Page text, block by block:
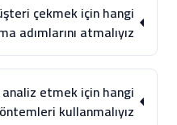
çekmek için hangi
adımlarını atmalıyız?
etmek için hangi
kullanmalıyız?